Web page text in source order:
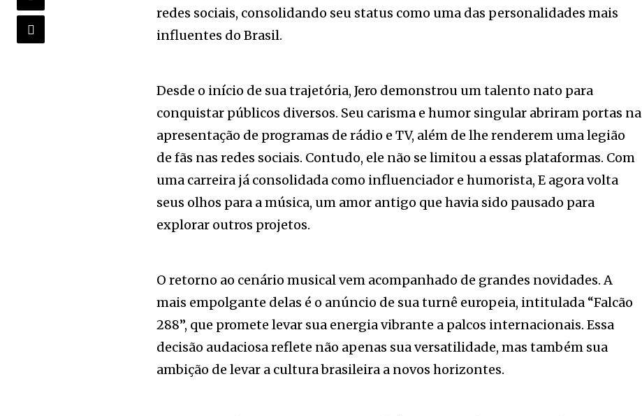
redes sociais, consolidando seu status como uma das personalidades mais
influentes do Brasil.
Desde o início de sua trajetória, Jero demonstrou um talento nato para
conquistar públicos diversos. Seu carisma e humor singular abriram portas na
apresentação de programas de rádio e TV, além de lhe renderem uma legião
de fãs nas redes sociais. Contudo, ele não se limitou a essas plataformas. Com
uma carreira já consolidada como influenciador e humorista, E agora volta
seus olhos para a música, um amor antigo que havia sido pausado para
explorar outros projetos.
O retorno ao cenário musical vem acompanhado de grandes novidades. A
mais empolgante delas é o anúncio de sua turnê europeia, intitulada “Falcão
288”, que promete levar sua energia vibrante a palcos internacionais. Essa
decisão audaciosa reflete não apenas sua versatilidade, mas também sua
ambição de levar a cultura brasileira a novos horizontes.